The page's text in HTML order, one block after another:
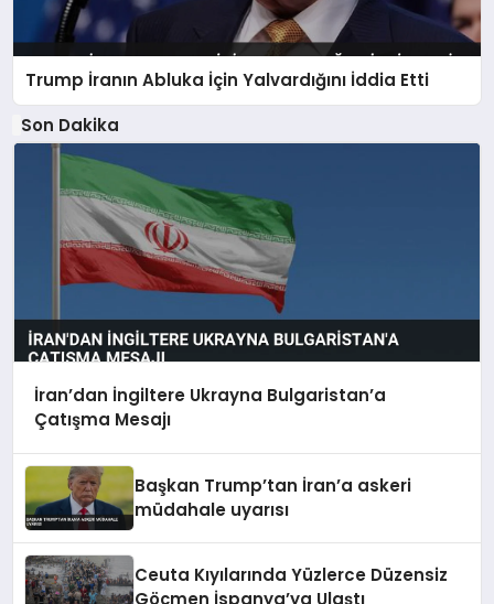
Trump İranın Abluka İçin Yalvardığını İddia Etti
Son Dakika
İran’dan İngiltere Ukrayna Bulgaristan’a
Çatışma Mesajı
Başkan Trump’tan İran’a askeri
müdahale uyarısı
Ceuta Kıyılarında Yüzlerce Düzensiz
Göçmen İspanya’ya Ulaştı